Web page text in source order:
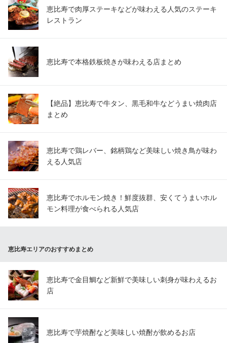
恵比寿で肉厚ステーキなどが味わえる人気のステーキ
レストラン
恵比寿で本格鉄板焼きが味わえる店まとめ
【絶品】恵比寿で牛タン、黒毛和牛などうまい焼肉店
まとめ
恵比寿で鶏レバー、銘柄鶏など美味しい焼き鳥が味わ
える人気店
恵比寿でホルモン焼き！鮮度抜群、安くてうまいホル
モン料理が食べられる人気店
恵比寿エリアのおすすめまとめ
恵比寿で金目鯛など新鮮で美味しい刺身が味わえるお
店
恵比寿で芋焼酎など美味しい焼酎が飲めるお店